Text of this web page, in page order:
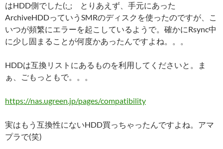
はHDD側でした(;_; とりあえず、手元にあった
ArchiveHDDっていうSMRのディスクを使ったのですが、こ
いつが頻繁にエラーを起こしているようで。確かにRsync中
に少し固まることが何度かあったんですよね。。。
HDDは互換リストにあるものを利用してくださいと。ま
ぁ、ごもっともで。。。
https://nas.ugreen.jp/pages/compatibility
実はもう互換性にないHDD買っちゃったんですよね。アマ
プラで(笑)